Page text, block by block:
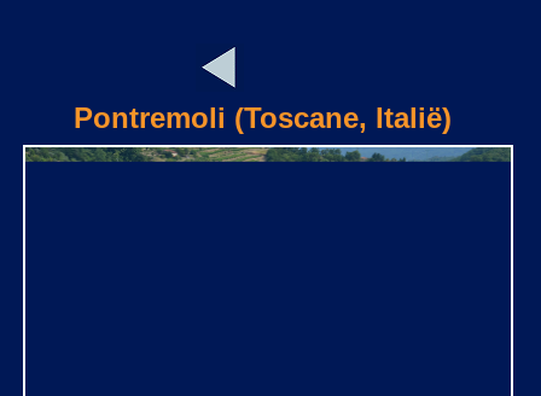
Pontremoli (Toscane, Italië)